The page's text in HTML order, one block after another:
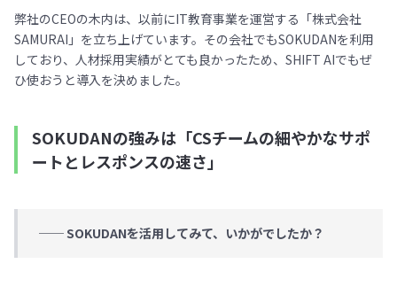
弊社のCEOの木内は、以前にIT教育事業を運営する「株式会社
SAMURAI」を立ち上げています。その会社でもSOKUDANを利用
しており、人材採用実績がとても良かったため、SHIFT AIでもぜ
ひ使おうと導入を決めました。
SOKUDANの強みは「CSチームの細やかなサポ
ートとレスポンスの速さ」
── SOKUDANを活用してみて、いかがでしたか？